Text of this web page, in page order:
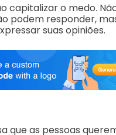
capitalizar o medo.
podem responder,
suas opiniões.
que as pessoas